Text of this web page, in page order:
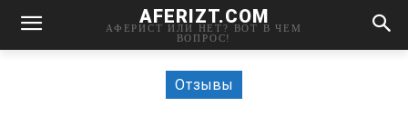
AFERIZT.COM
АФЕРИСТ ИЛИ НЕТ? ВОТ В ЧЕМ
ВОПРОС!
Отзывы